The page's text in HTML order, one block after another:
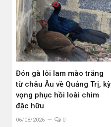
Đón gà lôi lam mào trắng
từ châu Âu về Quảng Trị, kỳ
vọng phục hồi loài chim
đặc hữu
06/08/2026 0